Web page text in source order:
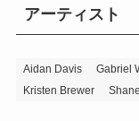
アーティスト
Aidan Davis Gabriel
Kristen Brewer